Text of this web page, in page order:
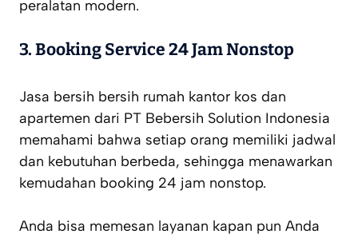
peralatan modern.
3. Booking Service 24 Jam Nonstop
Jasa bersih bersih rumah kantor kos dan
apartemen dari PT Bebersih Solution Indonesia
memahami bahwa setiap orang memiliki jadwal
dan kebutuhan berbeda, sehingga menawarkan
kemudahan booking 24 jam nonstop.
Anda bisa memesan layanan kapan pun Anda